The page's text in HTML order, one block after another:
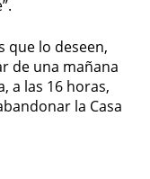
que lo deseen,
de una mañana
a las 16 horas,
la Casa